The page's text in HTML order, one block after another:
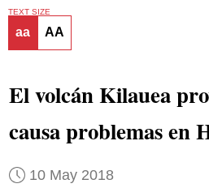
TEXT SIZE
aa AA
El volcán Kilauea
causa problemas en
10 May 2018